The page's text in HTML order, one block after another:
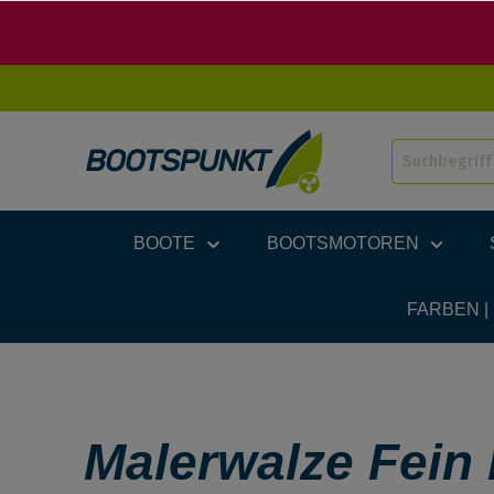
BOOTE BOOTSMOTOREN
FARBEN
Malerwalze